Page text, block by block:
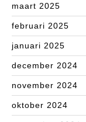
maart 2025
februari 2025
januari 2025
december 2024
november 2024
oktober 2024